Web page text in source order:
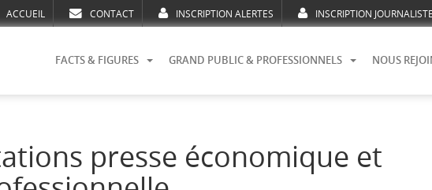
ACCUEIL CONTACT INSCRIPTION ALERTES INSCRIPTION JOURNALISTE
FACTS & FIGURES GRAND PUBLIC & PROFESSIONNELS NOUS
presse économique et